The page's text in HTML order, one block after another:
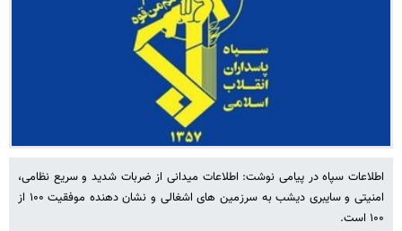
اطلاعات سپاه در پیامی نوشت: اطلاعات میدانی از ضربات شدید و سریع نظامی،
امنیتی و سایبری دیشب به سرزمین های اشغالی و نشان دهنده موفقیت ۱۰۰ از
۱۰۰ است.